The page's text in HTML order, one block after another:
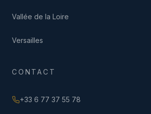
Vallée de la Loire
Versailles
CONTACT
+33 6 77 37 55 78